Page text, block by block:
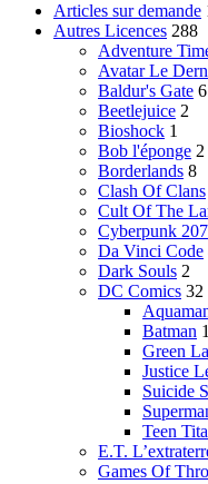
Articles sur demande
Autres Licences 288
Adventure
Avatar Le
Baldur's Gate 6
Beetlejuice 2
Bioshock 1
Bob l'éponge 2
Borderlands 8
Clash Of Clans
Cult Of The
Cyberpunk
Da Vinci Code
Dark Souls 2
DC Comics 32
Batman
Green
Justice
Suicide
Teen
E.T.
Games Of